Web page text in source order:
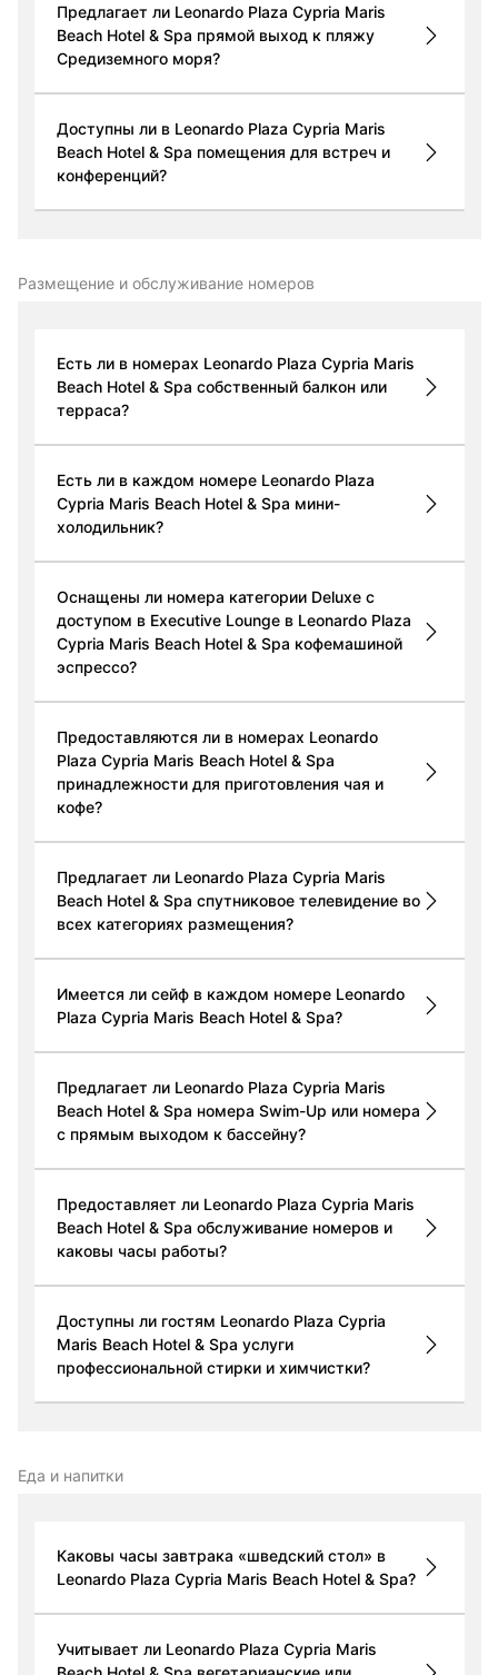
Предлагает ли Leonardo Plaza Cypria Maris
Beach Hotel & Spa прямой выход к пляжу
Средиземного моря?
Доступны ли в Leonardo Plaza Cypria Maris
Beach Hotel & Spa помещения для встреч и
конференций?
Размещение и обслуживание номеров
Есть ли в номерах Leonardo Plaza Cypria Maris
Beach Hotel & Spa собственный балкон или
терраса?
Есть ли в каждом номере Leonardo Plaza
Cypria Maris Beach Hotel & Spa мини-
холодильник?
Оснащены ли номера категории Deluxe с
доступом в Executive Lounge в Leonardo Plaza
Cypria Maris Beach Hotel & Spa кофемашиной
эспрессо?
Предоставляются ли в номерах Leonardo
Plaza Cypria Maris Beach Hotel & Spa
принадлежности для приготовления чая и
кофе?
Предлагает ли Leonardo Plaza Cypria Maris
Beach Hotel & Spa спутниковое телевидение во
всех категориях размещения?
Имеется ли сейф в каждом номере Leonardo
Plaza Cypria Maris Beach Hotel & Spa?
Предлагает ли Leonardo Plaza Cypria Maris
Beach Hotel & Spa номера Swim-Up или номера
с прямым выходом к бассейну?
Предоставляет ли Leonardo Plaza Cypria Maris
Beach Hotel & Spa обслуживание номеров и
каковы часы работы?
Доступны ли гостям Leonardo Plaza Cypria
Maris Beach Hotel & Spa услуги
профессиональной стирки и химчистки?
Еда и напитки
Каковы часы завтрака «шведский стол» в
Leonardo Plaza Cypria Maris Beach Hotel & Spa?
Учитывает ли Leonardo Plaza Cypria Maris